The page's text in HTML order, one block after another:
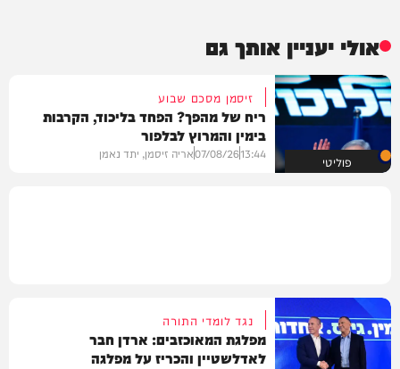
אולי יעניין אותך גם
פוליטי
זיסמן מסכם שבוע
ריח של מהפך? הפחד בליכוד, הקרבות
בימין והמרוץ לבלפור
13:44
07/08/26אריה זיסמן, יתד נאמן
נגד לומדי התורה
מפלגת המאוכזבים: ארדן חבר
לאדלשטיין והכריז על מפלגה